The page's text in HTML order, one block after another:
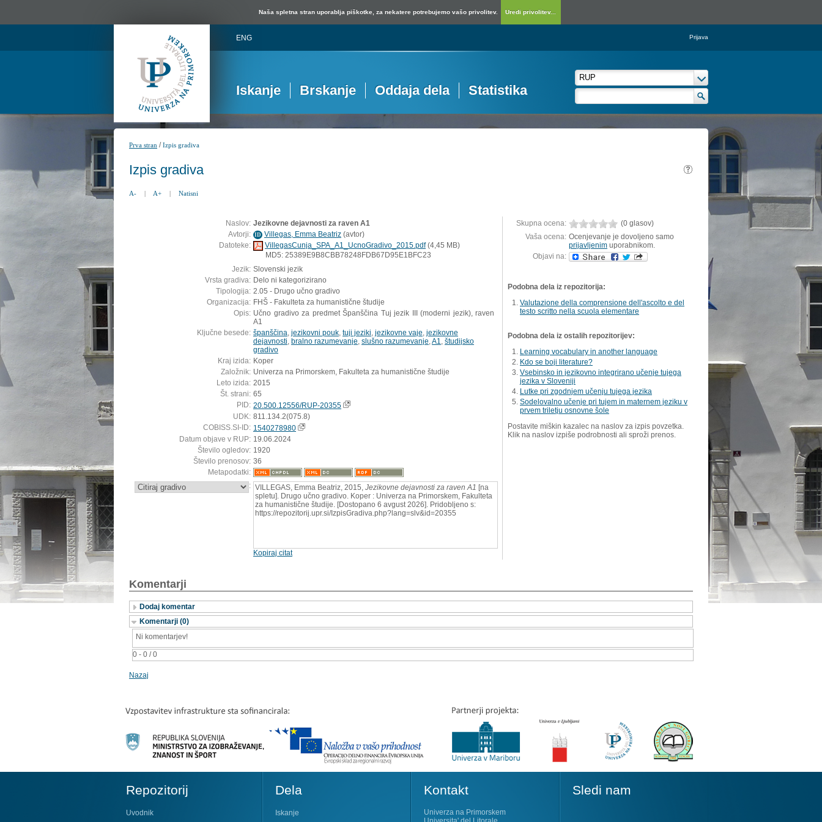
Naša spletna stran uporablja piškotke, za nekatere potrebujemo vašo privolitev. Uredi privolitev...
ENG Prijava
Iskanje Brskanje Oddaja dela Statistika
Prva stran /Izpis gradiva
Izpis gradiva
A- | A+ | Natisni
Naslov: Jezikovne dejavnosti za raven A1
Avtorji: ID Villegas, Emma Beatriz (avtor)
Datoteke:
VillegasCunja_SPA_A1_UcnoGradivo_2015.pdf(4,45 MB)
MD5: 25389E9B8CBB78248FDB67D95E1BFC23
Jezik: Slovenski jezik
Vrsta gradiva: Delo ni kategorizirano
Tipologija: 2.05 - Drugo učno gradivo
Organizacija: FHŠ - Fakulteta za humanistične študije
Opis: Učno gradivo za predmet Španščina Tuj jezik III (moderni jezik), raven
A1
Ključne besede: španščina jezikovni pouk tuji jeziki jezikovne vaje jezikovne
dejavnosti bralno razumevanje slušno razumevanje A1
študijsko
gradivo
Kraj izida: Koper
Založnik: Univerza na Primorskem, Fakulteta za humanistične študije
Leto izida: 2015
Št. strani: 65
PID: 20.500.12556/RUP-20355
UDK: 811.134.2(075.8)
COBISS.SI-ID: 1540278980
Datum objave v RUP: 19.06.2024
Število ogledov: 1920
Število prenosov: 36
Metapodatki:
: VILLEGAS, Emma Beatriz, 2015, Jezikovne dejavnosti za raven A1 [na
spletu]. Drugo učno gradivo. Koper : Univerza na Primorskem, Fakulteta
za humanistične študije. [Dostopano 6 avgust 2026]. Pridobljeno s:
https://repozitorij.upr.si/IzpisGradiva.php?lang=slv&id=20355
Kopiraj citat
Skupna ocena:
(0 glasov)
Vaša ocena: Ocenjevanje je dovoljeno samo
prijavljenim uporabnikom.
Objavi na:
Podobna dela iz repozitorija:
Valutazione della comprensione dell'ascolto e del
testo scritto nella scuola elementare
Podobna dela iz ostalih repozitorijev:
Learning vocabulary in another language
Kdo se boji literature?
Vsebinsko in jezikovno integrirano učenje tujega
jezika v Sloveniji
Lutke pri zgodnjem učenju tujega jezika
Sodelovalno učenje pri tujem in maternem jeziku v
prvem triletju osnovne šole
Postavite miškin kazalec na naslov za izpis povzetka.
Klik na naslov izpiše podrobnosti ali sproži prenos.
Komentarji
Dodaj komentar
Komentarji (0)
0 - 0 / 0
Ni komentarjev!
Nazaj
Repozitorij
Uvodnik
Dela
Iskanje
Kontakt
Univerza na Primorskem
Sledi nam